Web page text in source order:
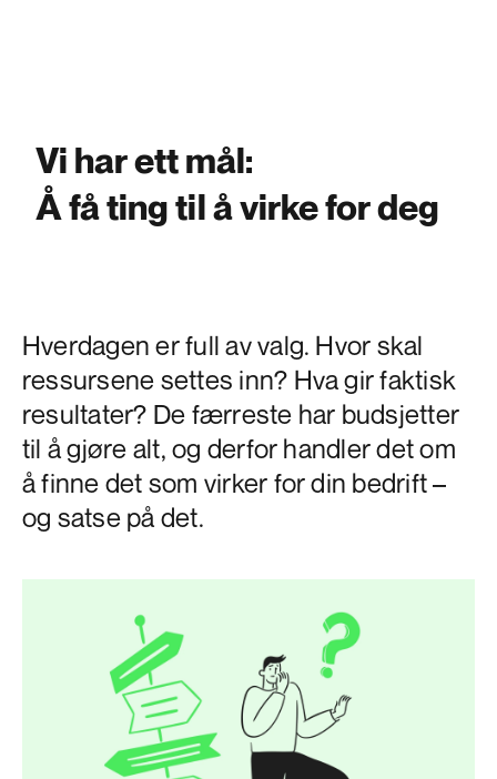
Vi har ett mål:
Å få ting til å virke for deg
Hverdagen er full av valg. Hvor skal
ressursene settes inn? Hva gir faktisk
resultater? De færreste har budsjetter
til å gjøre alt, og derfor handler det om
å finne det som virker for din bedrift –
og satse på det.